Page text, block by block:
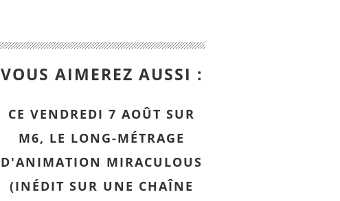
VOUS AIMEREZ AUSSI :
CE VENDREDI 7 AOÛT SUR
M6, LE LONG-MÉTRAGE
D'ANIMATION MIRACULOUS
(INÉDIT SUR UNE CHAÎNE